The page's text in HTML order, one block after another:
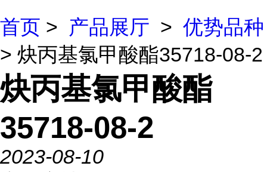
首页 > 产品展厅 > 优势品种
> 炔丙基氯甲酸酯35718-08-2
炔丙基氯甲酸酯
35718-08-2
2023-08-10